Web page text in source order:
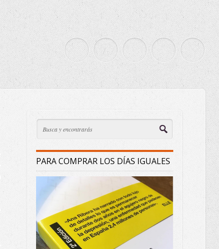
PARA COMPRAR LOS DÍAS IGUALES